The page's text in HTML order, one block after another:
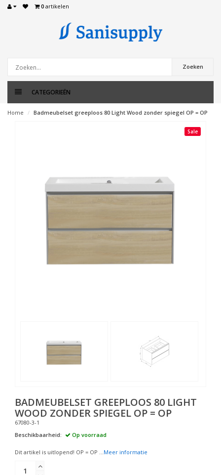
0 artikelen
Zoeken
CATEGORIEËN
Home Badmeubelset greeploos 80 Light Wood zonder spiegel OP = OP
Sale
BADMEUBELSET GREEPLOOS 80 LIGHT
WOOD ZONDER SPIEGEL OP = OP
67080-3-1
Beschikbaarheid:
Op voorraad
Dit artikel is uitlopend! OP = OP ...Meer informatie